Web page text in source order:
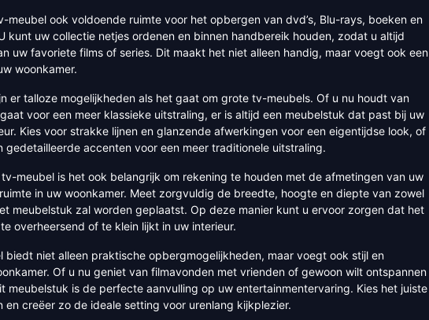
meubel ook voldoende ruimte voor het opbergen van dvd’s, Blu-rays, boeken en
kunt uw collectie netjes ordenen en binnen handbereik houden, zodat u altijd
uw favoriete films of series. Dit maakt het niet alleen handig, maar voegt ook een
woonkamer.
er talloze mogelijkheden als het gaat om grote tv-meubels. Of u nu houdt van
voor een meer klassieke uitstraling, er is altijd een meubelstuk dat past bij uw
Kies voor strakke lijnen en glanzende afwerkingen voor een eigentijdse look, of
gedetailleerde accenten voor een meer traditionele uitstraling.
meubel is het ook belangrijk om rekening te houden met de afmetingen van uw
in uw woonkamer. Meet zorgvuldig de breedte, hoogte en diepte van zowel
meubelstuk zal worden geplaatst. Op deze manier kunt u ervoor zorgen dat het
overheersend of te klein lijkt in uw interieur.
biedt niet alleen praktische opbergmogelijkheden, maar voegt ook stijl en
Of u nu geniet van filmavonden met vrienden of gewoon wilt ontspannen
meubelstuk is de perfecte aanvulling op uw entertainmentervaring. Kies het juiste
creëer zo de ideale setting voor urenlang kijkplezier.